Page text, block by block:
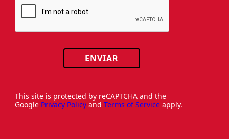
ENVIAR
This site is protected by reCAPTCHA and the
Google Privacy Policy and Terms of Service apply.